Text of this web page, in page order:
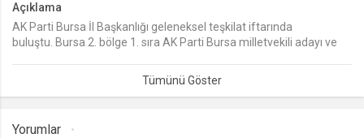
lang
.web.tv
Seçilen dil tercihini tutmak
Açıklama
AK Parti Bursa İl Başkanlığı geleneksel teşkilat iftarında
buluştu. Bursa 2. bölge 1. sıra AK Parti Bursa milletvekili adayı ve
yüzyılının kapılarını önce Bursa'dan sonra da Türkiye'den açmış
olacağız. Bu seçim acaba denecek bir seçim değil. Amalı cümleler
Yorumlar